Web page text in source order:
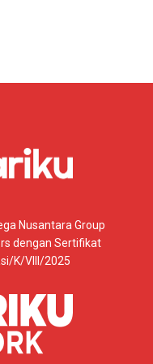
Nusantara Group
dengan Sertifikat
K/VIII/2025